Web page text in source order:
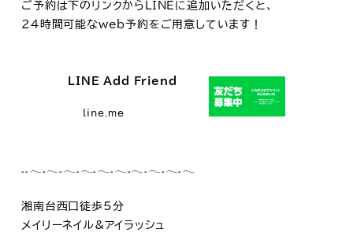
ご予約は下のリンクからLINEに追加いただくと、
24時間可能なweb予約をご用意しています！
LINE Add Friend
line.me
𓈒𓈒𓂃𓈒𓂃𓈒𓂃𓈒𓂃𓈒𓂃𓈒𓂃𓈒𓂃𓈒𓂃𓈒𓂃𓈒𓂃
湘南台西口徒歩5分
メイリーネイル&アイラッシュ